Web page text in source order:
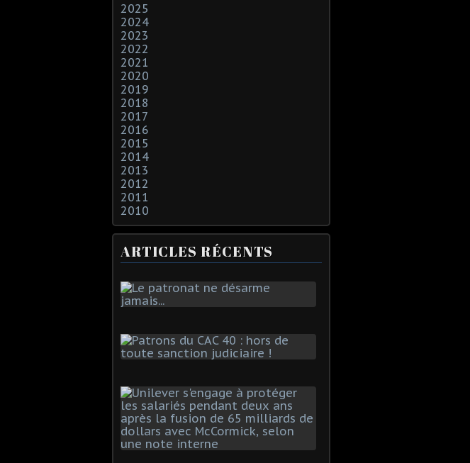
2025
2024
2023
2022
2021
2020
2019
2018
2017
2016
2015
2014
2013
2012
2011
2010
ARTICLES RÉCENTS